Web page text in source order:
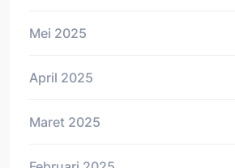
Mei 2025
April 2025
Maret 2025